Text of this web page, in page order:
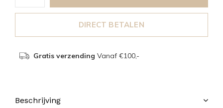
DIRECT BETALEN
Gratis verzending Vanaf €100,-
Beschrijving